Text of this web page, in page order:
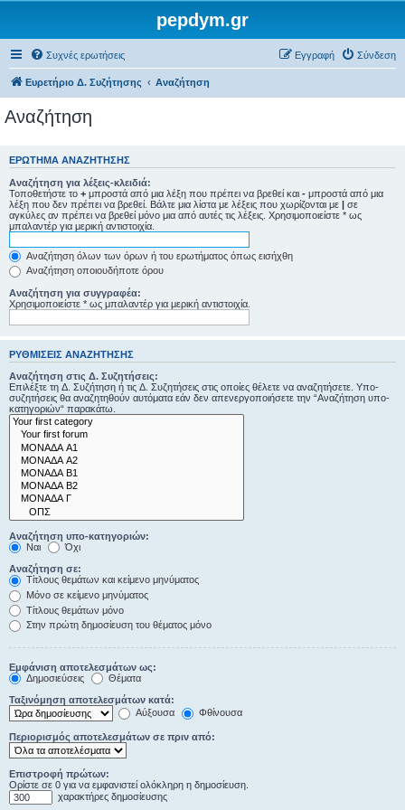
pepdym.gr
Συχνές ερωτήσεις Σύνδεση
Εγγραφή
Ευρετήριο Δ. Συζήτησης Αναζήτηση
Αναζήτηση
ΕΡΏΤΗΜΑ ΑΝΑΖΉΤΗΣΗΣ
Αναζήτηση για λέξεις-κλειδιά:
Τοποθετήστε το + μπροστά από μια λέξη που πρέπει να βρεθεί και - μπροστά από μια
λέξη που δεν πρέπει να βρεθεί. Βάλτε μια λίστα με λέξεις που χωρίζονται με | σε
αγκύλες αν πρέπει να βρεθεί μόνο μια από αυτές τις λέξεις. Χρησιμοποιείστε * ως
μπαλαντέρ για μερική αντιστοιχία.
Αναζήτηση όλων των όρων ή του ερωτήματος όπως εισήχθη
Αναζήτηση οποιουδήποτε όρου
Αναζήτηση για συγγραφέα:
Χρησιμοποιείστε * ως μπαλαντέρ για μερική αντιστοιχία.
ΡΥΘΜΊΣΕΙΣ ΑΝΑΖΉΤΗΣΗΣ
Αναζήτηση στις Δ. Συζητήσεις:
Επιλέξτε τη Δ. Συζήτηση ή τις Δ. Συζητήσεις στις οποίες θέλετε να αναζητήσετε. Υπο-
συζητήσεις θα αναζητηθούν αυτόματα εάν δεν απενεργοποιήσετε την “Αναζήτηση υπο-
κατηγοριών“ παρακάτω.
Αναζήτηση υπο-κατηγοριών:
Ναι
Όχι
Αναζήτηση σε:
Τίτλους θεμάτων και κείμενο μηνύματος
Μόνο σε κείμενο μηνύματος
Τίτλους θεμάτων μόνο
Στην πρώτη δημοσίευση του θέματος μόνο
Εμφάνιση αποτελεσμάτων ως:
Δημοσιεύσεις
Θέματα
Ταξινόμηση αποτελεσμάτων κατά:
Αύξουσα
Φθίνουσα
Περιορισμός αποτελεσμάτων σε πριν από:
Επιστροφή πρώτων:
Ορίστε σε 0 για να εμφανιστεί ολόκληρη η δημοσίευση.
χαρακτήρες δημοσίευσης